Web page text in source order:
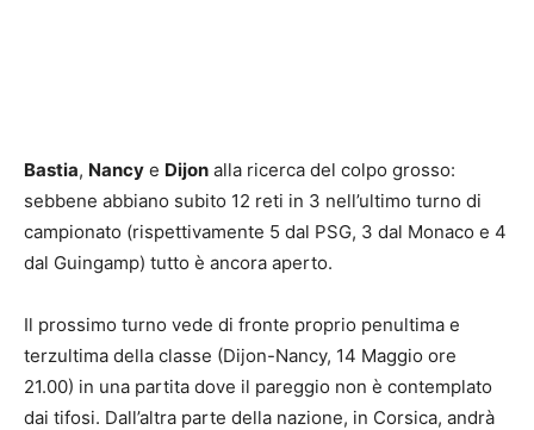
Bastia, Nancy e Dijon alla ricerca del colpo grosso:
sebbene abbiano subito 12 reti in 3 nell’ultimo turno di
campionato (rispettivamente 5 dal PSG, 3 dal Monaco e 4
dal Guingamp) tutto è ancora aperto.
Il prossimo turno vede di fronte proprio penultima e
terzultima della classe (Dijon-Nancy, 14 Maggio ore
21.00) in una partita dove il pareggio non è contemplato
dai tifosi. Dall’altra parte della nazione, in Corsica, andrà